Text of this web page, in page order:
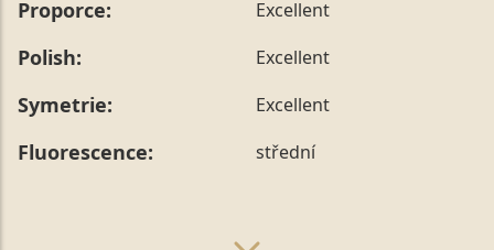
Proporce: Excellent
Polish: Excellent
Symetrie: Excellent
Fluorescence: střední